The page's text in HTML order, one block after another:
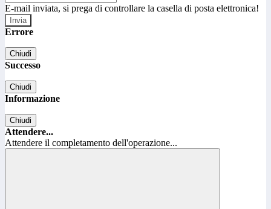
E-mail inviata, si prega di controllare la casella di posta elettronica!
Errore
Chiudi
Successo
Chiudi
Informazione
Chiudi
Attendere...
Attendere il completamento dell'operazione...